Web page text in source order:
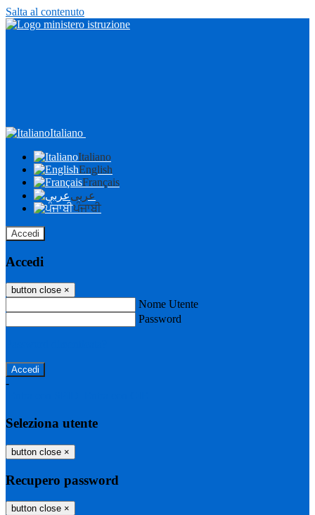
Salta al contenuto
Italiano
Italiano
English
Français
عربى
ਪੰਜਾਬੀ
Accedi
Accedi
button close ×
Nome Utente
Password
-
Seleziona utente
button close ×
Recupero password
button close ×